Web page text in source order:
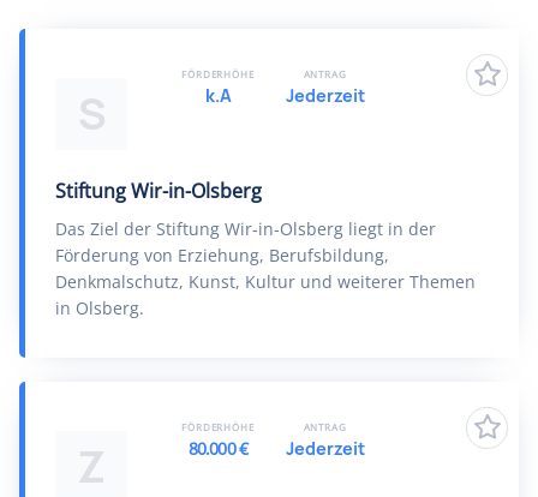
S
Stiftung Wir-in-Olsberg
Das Ziel der Stiftung Wir-in-Olsberg liegt in der
Förderung von Erziehung, Berufsbildung,
Denkmalschutz, Kunst, Kultur und weiterer Themen
in Olsberg.
FÖRDERHÖHE
k.A
ANTRAG
Jederzeit
Z
FÖRDERHÖHE
80.000 €
ANTRAG
Jederzeit